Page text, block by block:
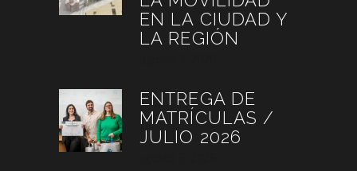
EN LA CIUDAD Y
LA REGIÓN
ENTREGA DE
MATRÍCULAS /
JULIO 2026